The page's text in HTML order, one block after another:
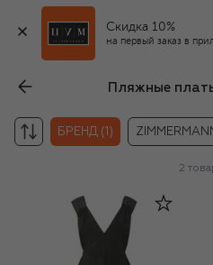
Скидка 10%
на первый заказ в
БРЕНД (1)
2